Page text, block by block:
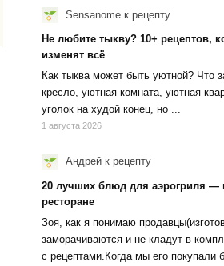
Sensanome к рецепту
Не любите тыкву? 10+ рецептов,
изменят всё
Как тыква может быть уютной? Что
кресло, уютная комната, уютная
уголок на худой конец, но ...
1 августа 2026
Андрей к рецепту
20 лучших блюд для аэрогриля —
ресторане
Зоя, как я понимаю
заморачиваются и не кладут в
с рецептами.Когда мы его покупали